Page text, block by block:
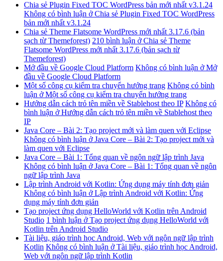
Chia sẻ Plugin Fixed TOC WordPress bản mới nhất v3.1.24
Không có bình luận ở Chia sẻ Plugin Fixed TOC WordPress
bản mới nhất v3.1.24
Chia sẻ Theme Flatsome WordPress mới nhất 3.17.6 (bản
sạch từ Themeforest) 210 bình luận ở Chia sẻ Theme
Flatsome WordPress mới nhất 3.17.6 (bản sạch từ
Themeforest)
Mở đầu về Google Cloud Platform Không có bình luận ở Mở
đầu về Google Cloud Platform
Một số công cụ kiểm tra chuyển hướng trang Không có bình
luận ở Một số công cụ kiểm tra chuyển hướng trang
Hướng dẫn cách trỏ tên miền về Stablehost theo IP Không có
bình luận ở Hướng dẫn cách trỏ tên miền về Stablehost theo
IP
Java Core – Bài 2: Tạo project mới và làm quen với Eclipse
Không có bình luận ở Java Core – Bài 2: Tạo project mới và
làm quen với Eclipse
Java Core – Bài 1: Tổng quan về ngôn ngữ lập trình Java
Không có bình luận ở Java Core – Bài 1: Tổng quan về ngôn
ngữ lập trình Java
Lập trình Android với Kotlin: Ứng dụng máy tính đơn giản
Không có bình luận ở Lập trình Android với Kotlin: Ứng
dụng máy tính đơn giản
Tạo project ứng dụng HelloWorld với Kotlin trên Android
Studio 1 bình luận ở Tạo project ứng dụng HelloWorld với
Kotlin trên Android Studio
Tài liệu, giáo trình học Android, Web với ngôn ngữ lập trình
Kotlin Không có bình luận ở Tài liệu, giáo trình học Android,
Web với ngôn ngữ lập trình Kotlin